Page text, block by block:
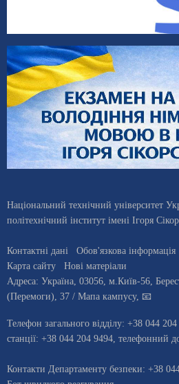
Національний технічний університет
політехнічний інститут імені Ігоря
Контактні дані Обов'язкова інформація
Карта сайту
Нові матеріали
Адреса: Україна 03056 , м. Київ-56,
(Перемоги), 37 / Мапа кампусу, 📧
Телефон загального відділу: +38 044 204
станцiї: +38 044 204 9494 телефонний
Контакти Департаменту безпеки: +38